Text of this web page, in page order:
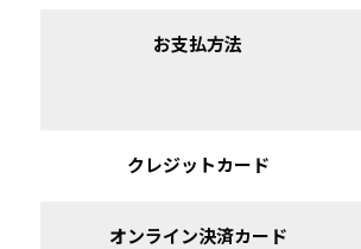
お支払方法
クレジットカード
オンライン決済カード